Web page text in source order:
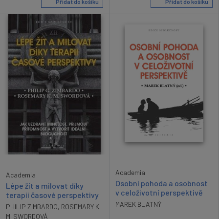
Přidat do košíku Přidat do košíku
Academia
Lépe žít a milovat díky
terapii časové perspektivy
PHILIP ZIMBARDO, ROSEMARY K.
M. SWORDOVÁ
Academia
Osobní pohoda a osobnost
v celoživotní perspektivě
MAREK BLATNÝ